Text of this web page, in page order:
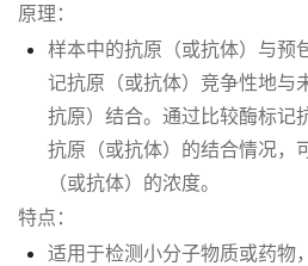
原理：
样本中的抗原（或抗体）与预
记抗原（或抗体）竞争性地与
抗原）结合。通过比较酶标记
抗原（或抗体）的结合情况，
（或抗体）的浓度。
特点：
适用于检测小分子物质或药物